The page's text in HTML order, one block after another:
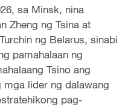
sa Minsk, nina
Zheng ng Tsina at
ng Belarus, sinabi
pamahalaan ng
Tsino ang
mga lider ng dalawang
pag-